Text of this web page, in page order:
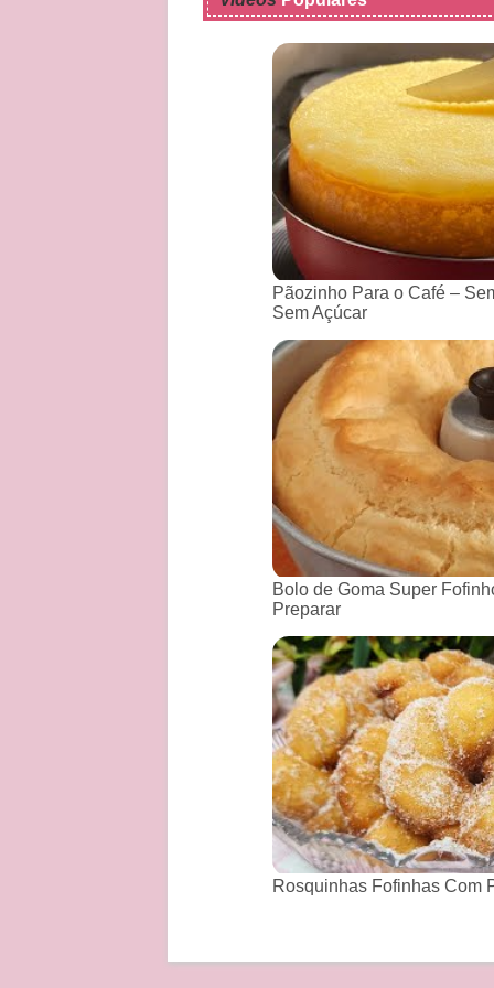
Pãozinho Para o Café –
Sem Açúcar
Bolo de Goma Super
Preparar
Rosquinhas Fofinhas Com